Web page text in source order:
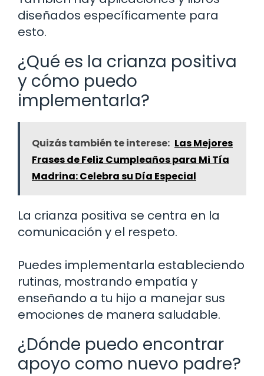
diseñados específicamente para
esto.
¿Qué es la crianza positiva
y cómo puedo
implementarla?
Quizás también te interese: Las Mejores
Frases de Feliz Cumpleaños para Mi Tía
Madrina: Celebra su Día Especial
La crianza positiva se centra en la
comunicación y el respeto.
Puedes implementarla estableciendo
rutinas, mostrando empatía y
enseñando a tu hijo a manejar sus
emociones de manera saludable.
¿Dónde puedo encontrar
apoyo como nuevo padre?